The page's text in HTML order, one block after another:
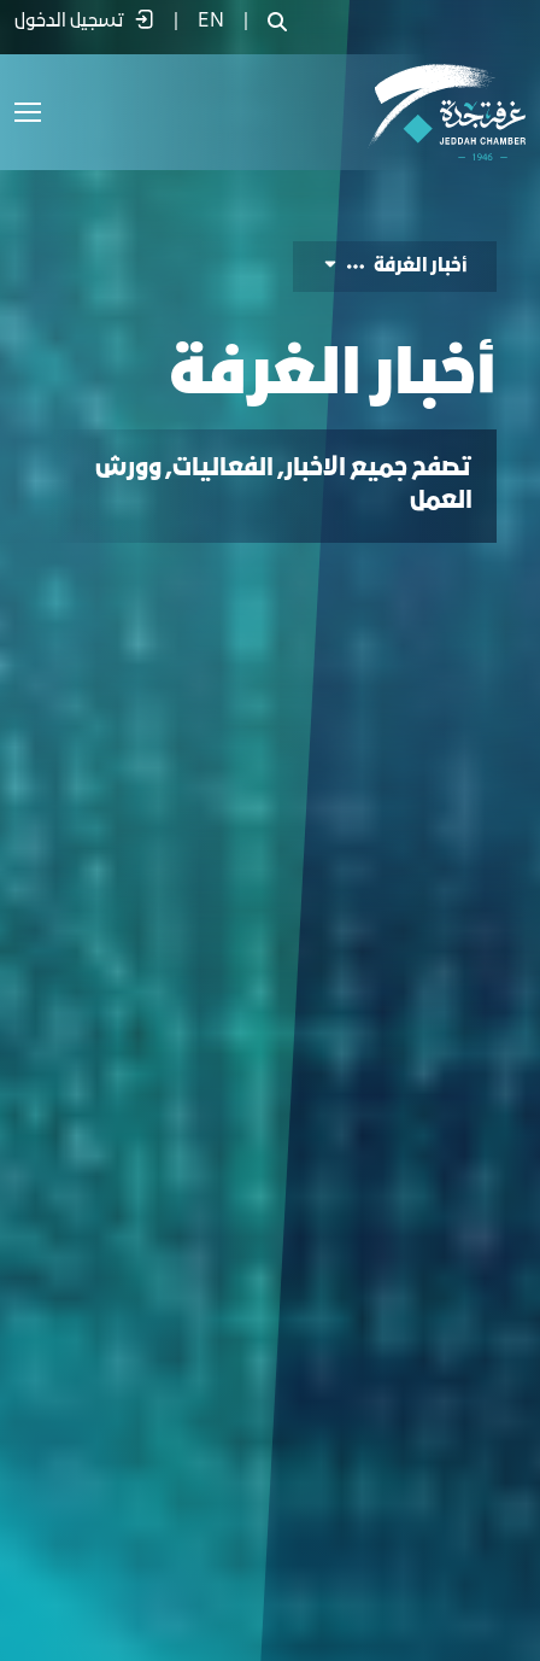
أخبار الغرفة - غرفة جدة EN تسجيل الدخول
أخبار الغرفة
أخبار الغرفة
تصفح جميع الاخبار, الفعاليات, وورش
العمل